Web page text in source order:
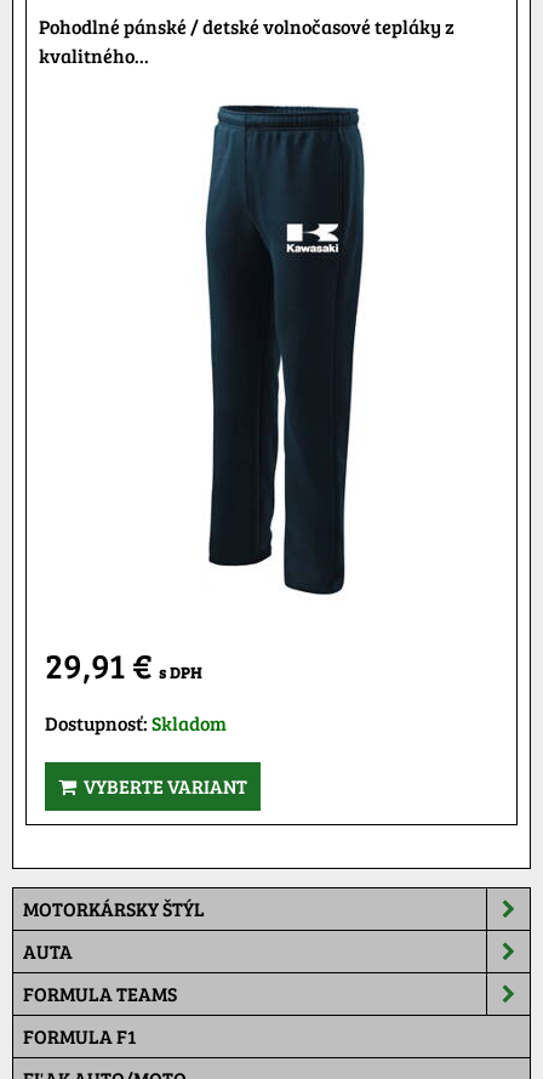
Pohodlné pánské / detské volnočasové tepláky z
kvalitného...
29,91 € s DPH
Dostupnosť:Skladom
VYBERTE VARIANT
MOTORKÁRSKY ŠTÝL
AUTA
FORMULA TEAMS
FORMULA F1